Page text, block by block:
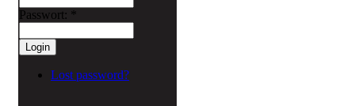
Passwort: *
Lost password?